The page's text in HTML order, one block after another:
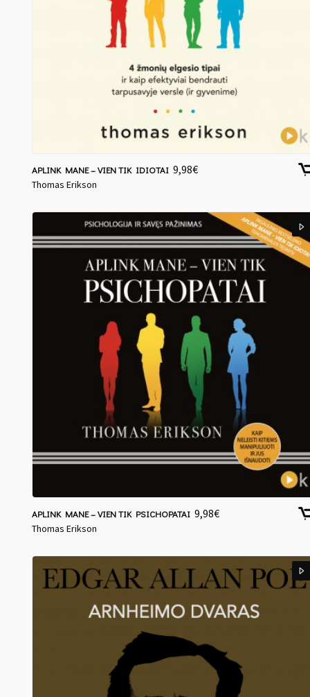
APLINK MANE – VIEN TIK IDIOTAI 9,98€
Thomas Erikson
APLINK MANE – VIEN TIK PSICHOPATAI 9,98€
Thomas Erikson